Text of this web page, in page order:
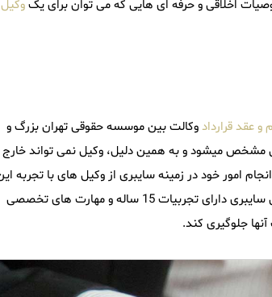
اخلاقی و حرفه ای هایی که می توان برای یکوکیل
و عقد قراردادوکالت بین موسسه حقوقی تهران بزرگ و
مشخص میشود و به همین دلیل، وکیل نمی تواند خارج
امور خود در زمینه سایبری از وکیل های با تجربه
موسسه بهره مند شوند. برخی از وکلای این مرکز در زمینه وکالت در فیلد تخصصی سایبری دارای تجربیات 15 ساله و مهارت های تخصصی
جلوگیری کند.